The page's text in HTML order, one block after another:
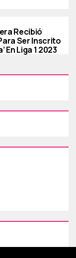
Recibió
Ser Inscrito
En Liga 1 2023